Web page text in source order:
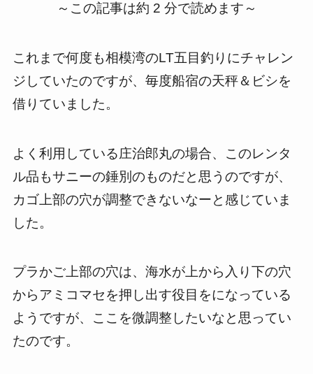
～この記事は約 2 分で読めます～
これまで何度も相模湾のLT五目釣りにチャレン
ジしていたのですが、毎度船宿の天秤＆ビシを
借りていました。
よく利用している庄治郎丸の場合、このレンタ
ル品もサニーの錘別のものだと思うのですが、
カゴ上部の穴が調整できないなーと感じていま
した。
プラかご上部の穴は、海水が上から入り下の穴
からアミコマセを押し出す役目をになっている
ようですが、ここを微調整したいなと思ってい
たのです。